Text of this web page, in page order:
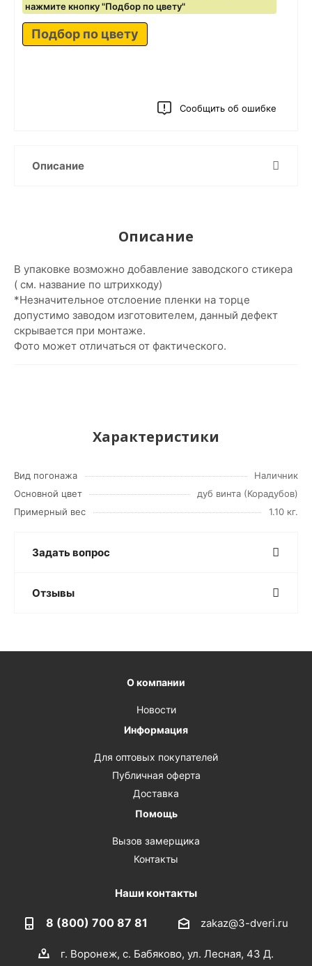
нажмите кнопку "Подбор по цвету"
Подбор по цвету
Сообщить об ошибке
Описание
Описание
В упаковке возможно добавление заводского стикера
( см. название по штрихкоду)
*Незначительное отслоение пленки на торце
допустимо заводом изготовителем, данный дефект
скрывается при монтаже.
Фото может отличаться от фактического.
Характеристики
Вид погонажа
Наличник
Основной цвет
дуб винта (Корадубов)
Примерный вес
1.10 кг.
Задать вопрос
Отзывы
О компании
Новости
Информация
Для оптовых покупателей
Публичная оферта
Доставка
Помощь
Вызов замерщика
Контакты
Наши контакты
8 (800) 700 87 81 zakaz@3-dveri.ru
г. Воронеж, с. Бабяково, ул. Лесная, 43 Д.